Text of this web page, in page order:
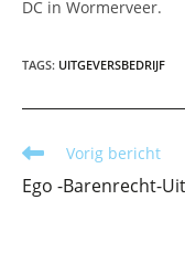
DC in Wormerveer.
TAGS: UITGEVERSBEDRIJF
Lees
artikelen
Vorig bericht
Ego -Barenrecht-